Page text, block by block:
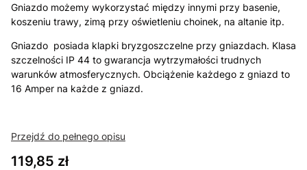
Gniazdo możemy wykorzystać między innymi przy basenie,
koszeniu trawy, zimą przy oświetleniu choinek, na altanie itp.
Gniazdo posiada klapki bryzgoszczelne przy gniazdach. Klasa
szczelności IP 44 to gwarancja wytrzymałości trudnych
warunków atmosferycznych. Obciążenie każdego z gniazd to
16 Amper na każde z gniazd.
Przejdź do pełnego opisu
Cena
119,85 zł